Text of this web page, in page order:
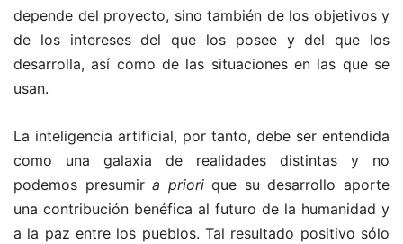
depende del proyecto, sino también de los objetivos y
de los intereses del que los posee y del que los
desarrolla, así como de las situaciones en las que se
usan.
La inteligencia artificial, por tanto, debe ser entendida
como una galaxia de realidades distintas y no
podemos presumira priorique su desarrollo aporte
una contribución benéfica al futuro de la humanidad y
a la paz entre los pueblos. Tal resultado positivo sólo